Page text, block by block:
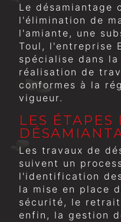
Le désamiantage
l'élimination de
l'amiante, une
Toul, l'entreprise
spécialise dans
réalisation de
conformes à la
vigueur.
LES ÉTAPES
Les travaux de
suivent un
l'identification
la mise en place
sécurité, le
enfin, la gestion